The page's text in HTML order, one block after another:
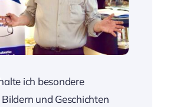
ich besondere
und Geschichten